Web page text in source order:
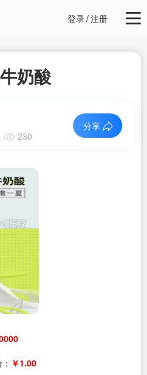
登录/注册
奶酸
230
分享
￥1.00